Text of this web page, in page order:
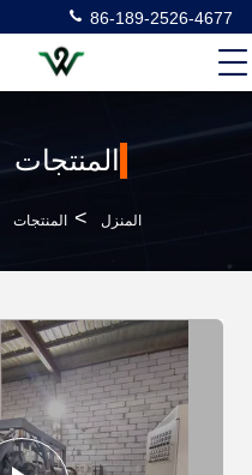
86-189-2526-4677
المنتجات
المنزل > المنتجات